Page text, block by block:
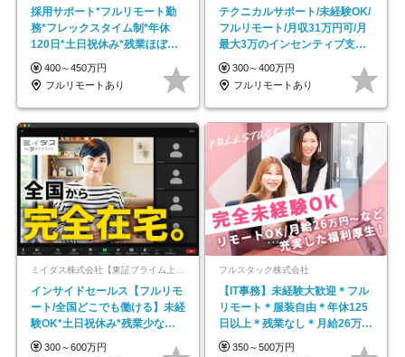
採用サポート*フルリモート勤
務*フレックスタイム制*年休
120日*土日祝休み*残業ほぼな
し*育児中社員8割以上
400～450万円
フルリモートあり
テクニカルサポート/未経験OK/
フルリモート/月収31万円可/月
最大3万のインセンティブ支給/
平均年齢33歳
300～400万円
フルリモートあり
インサイドセールス【フルリモ
ート/全国どこでも働ける】未経
験OK*土日祝休み*残業少なめ*
在宅勤務手当あり
300～600万円
フルスタック株式会社
【IT事務】未経験大歓迎＊フル
リモート＊服装自由＊年休125
日以上＊残業なし＊月給26万円
以上
350～500万円